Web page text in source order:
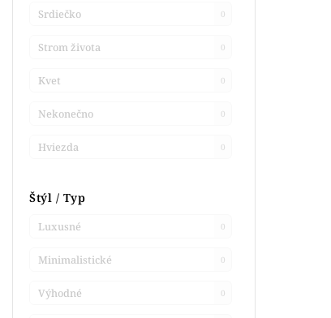
Srdiečko 0
Strom života 0
Kvet 0
Nekonečno 0
Hviezda 0
Štýl / Typ
Luxusné 0
Minimalistické 0
Výhodné 0